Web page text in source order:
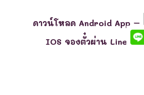
ดาวน์โหลด Android App –
IOS จองตั๋วผ่าน Line